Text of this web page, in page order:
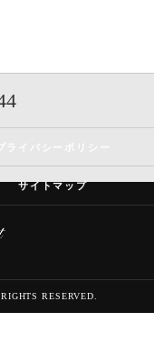
サイトマップ
RESERVED.